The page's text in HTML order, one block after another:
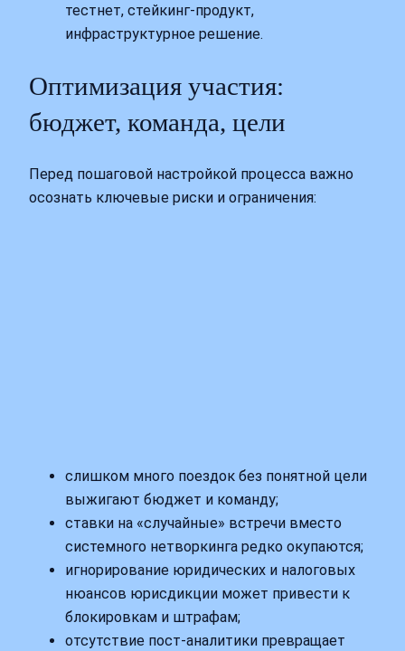
тестнет, стейкинг‑продукт,
инфраструктурное решение.
Оптимизация участия:
бюджет, команда, цели
Перед пошаговой настройкой процесса важно
осознать ключевые риски и ограничения:
слишком много поездок без понятной цели
выжигают бюджет и команду;
ставки на «случайные» встречи вместо
системного нетворкинга редко окупаются;
игнорирование юридических и налоговых
нюансов юрисдикции может привести к
блокировкам и штрафам;
отсутствие пост‑аналитики превращает